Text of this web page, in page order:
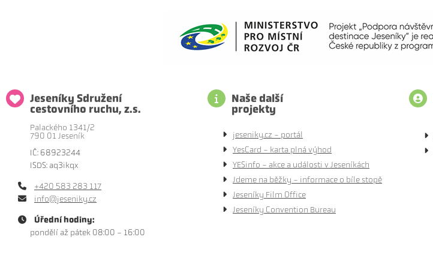
Jeseníky Sdružení
cestovního ruchu, z.s.
Palackého 1341/2
790 01 Jeseník
IČ: 68923244
ISDS: aq3ikqx
+420 583 283 117
info@jeseniky.cz
Úřední hodiny:
pondělí až pátek 08:00 - 16:00
Naše další
projekty
jeseniky.cz - portál
YesCard - karta plná výhod
YESinfo - akce a události v Jeseníkách
Jdeme na běžky - informace o bíle stopě
Jeseníky Film Office
Jeseníky Convention Bureau